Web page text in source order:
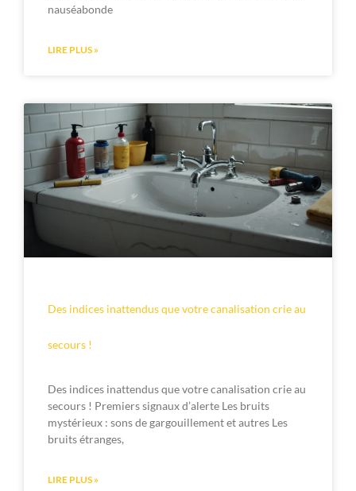
nauséabonde
LIRE PLUS »
Des indices inattendus que votre canalisation crie au
secours !
Des indices inattendus que votre canalisation crie au
secours ! Premiers signaux d’alerte Les bruits
mystérieux : sons de gargouillement et autres Les
bruits étranges,
LIRE PLUS »